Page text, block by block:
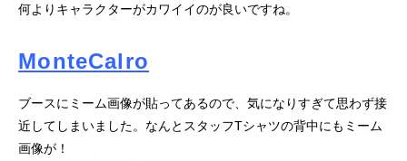
何よりキャラクターがカワイイのが良いですね。
MonteCalro
ブースにミーム画像が貼ってあるので、気になりすぎて思わず接
近してしまいました。なんとスタッフTシャツの背中にもミーム
画像が！